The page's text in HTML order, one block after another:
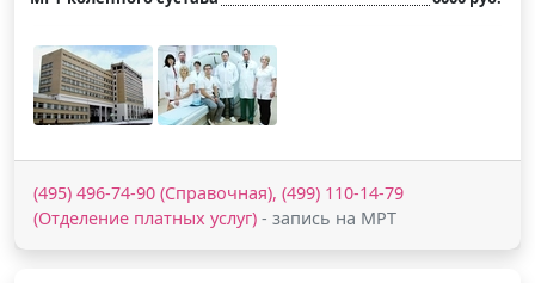
(495) 496-74-90 (Справочная), (499) 110-14-79
(Отделение платных услуг) - запись на МРТ